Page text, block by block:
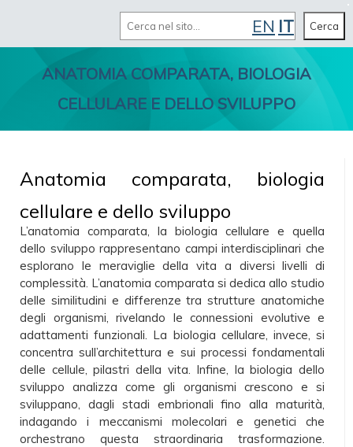
Cerca
ANATOMIA COMPARATA, BIOLOGIA
CELLULARE E DELLO SVILUPPO
Anatomia comparata, biologia
cellulare e dello sviluppo
L’anatomia comparata, la biologia cellulare e quella
dello sviluppo rappresentano campi interdisciplinari che
esplorano le meraviglie della vita a diversi livelli di
complessità. L’anatomia comparata si dedica allo studio
delle similitudini e differenze tra strutture anatomiche
degli organismi, rivelando le connessioni evolutive e
adattamenti funzionali. La biologia cellulare, invece, si
concentra sull’architettura e sui processi fondamentali
delle cellule, pilastri della vita. Infine, la biologia dello
sviluppo analizza come gli organismi crescono e si
sviluppano, dagli stadi embrionali fino alla maturità,
indagando i meccanismi molecolari e genetici che
orchestrano questa straordinaria trasformazione.
EN IT